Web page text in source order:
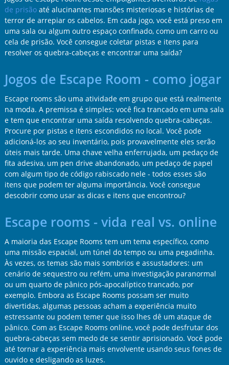
de prisãoaté alucinantes mansões misteriosas e histórias de
terror de arrepiar os cabelos. Em cada jogo, você está preso em
uma sala ou algum outro espaço confinado, como um carro ou
cela de prisão. Você consegue coletar pistas e itens para
resolver os quebra-cabeças e encontrar uma saída?
Jogos de Escape Room - como jogar
Escape rooms são uma atividade em grupo que está realmente
na moda. A premissa é simples: você fica trancado em uma sala
e tem que encontrar uma saída resolvendo quebra-cabeças.
Procure por pistas e itens escondidos no local. Você pode
adicioná-los ao seu inventário, pois provavelmente eles serão
úteis mais tarde. Uma chave velha enferrujada, um pedaço de
fita adesiva, um pen drive abandonado, um pedaço de papel
com algum tipo de código rabiscado nele - todos esses são
itens que podem ter alguma importância. Você consegue
descobrir como usar as dicas e itens que encontrou?
Escape rooms - vida real vs. online
A maioria das Escape Rooms tem um tema específico, como
uma missão espacial, um túnel do tempo ou uma pegadinha.
Às vezes, os temas são mais sombrios e assustadores: um
cenário de sequestro ou refém, uma investigação paranormal
ou um quarto de pânico pós-apocalíptico trancado, por
exemplo. Embora as Escape Rooms possam ser muito
divertidas, algumas pessoas acham a experiência muito
estressante ou podem temer que isso lhes dê um ataque de
pânico. Com as Escape Rooms online, você pode desfrutar dos
quebra-cabeças sem medo de se sentir aprisionado. Você pode
até tornar a experiência mais envolvente usando seus fones de
ouvido e desligando as luzes.